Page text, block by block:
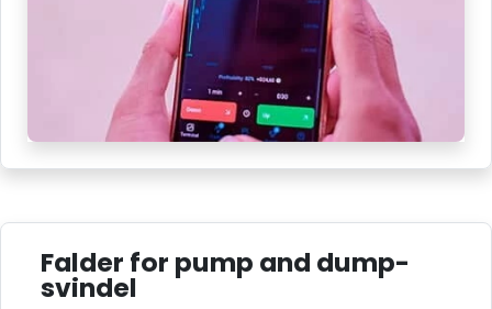
Falder for pump and dump-
svindel